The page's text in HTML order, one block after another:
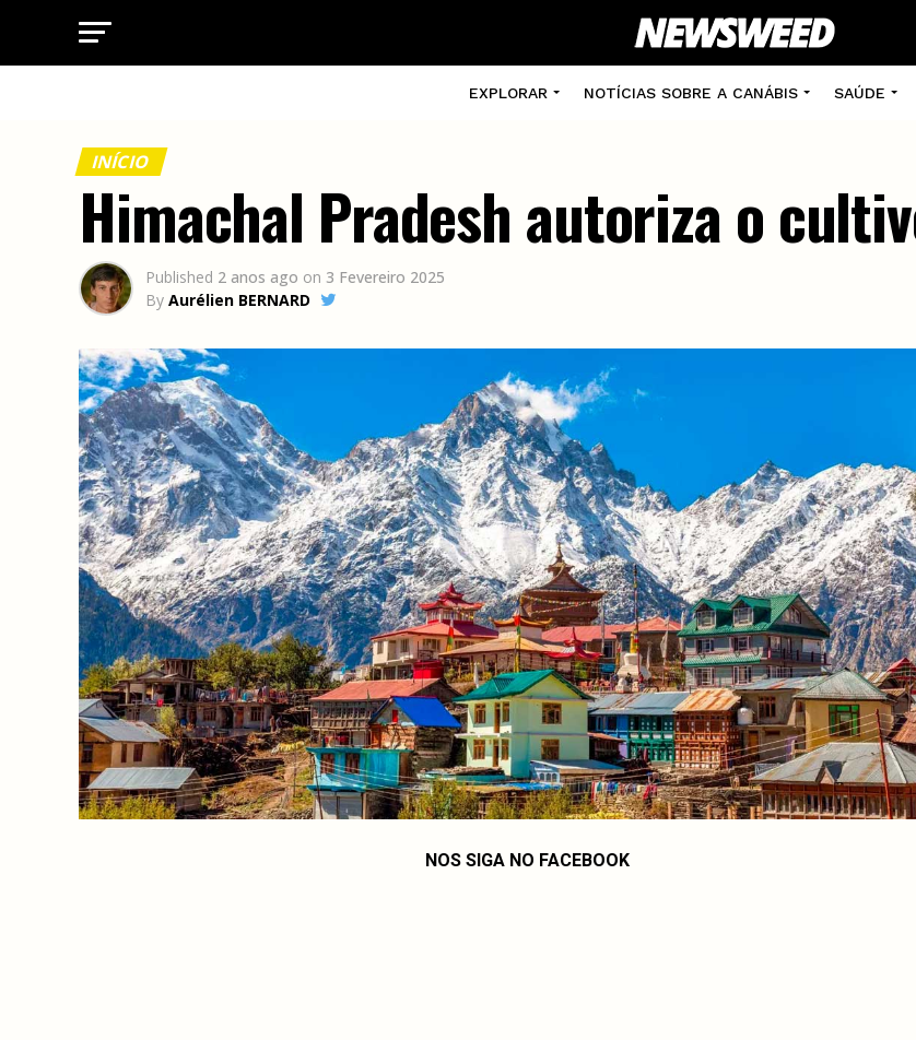
EXPLORAR NOTÍCIAS SOBRE A CANÁBIS SAÚDE
INÍCIO
Himachal Pradesh autoriza o
Published 2 anos ago on 3 Fevereiro 2025
By Aurélien BERNARD
NOS SIGA NO FACEBOOK